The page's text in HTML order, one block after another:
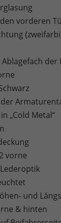
vorderen
„Cold Metal“
vorne
und
& hinten